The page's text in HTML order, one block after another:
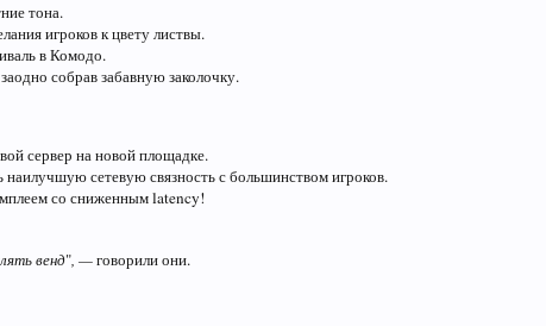
тона.
игроков к цвету листвы.
в Комодо.
собрав забавную заколочку.
сервер на новой площадке.
сетевую связность с большинством игроков.
со сниженным latency!
венд", —говорили они.